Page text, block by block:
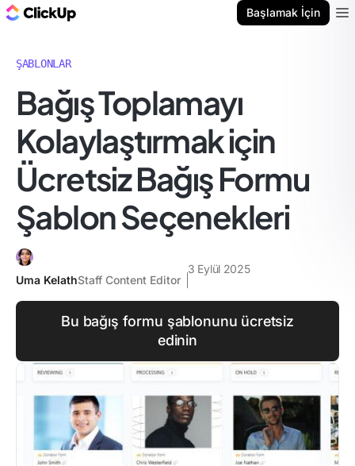
Başlamak İçin
ŞABLONLAR
Bağış Toplamayı
Kolaylaştırmak için
Ücretsiz Bağış Formu
Şablon Seçenekleri
Uma KelathStaff Content Editor
3 Eylül 2025
Bu bağış formu şablonunu ücretsiz
edinin